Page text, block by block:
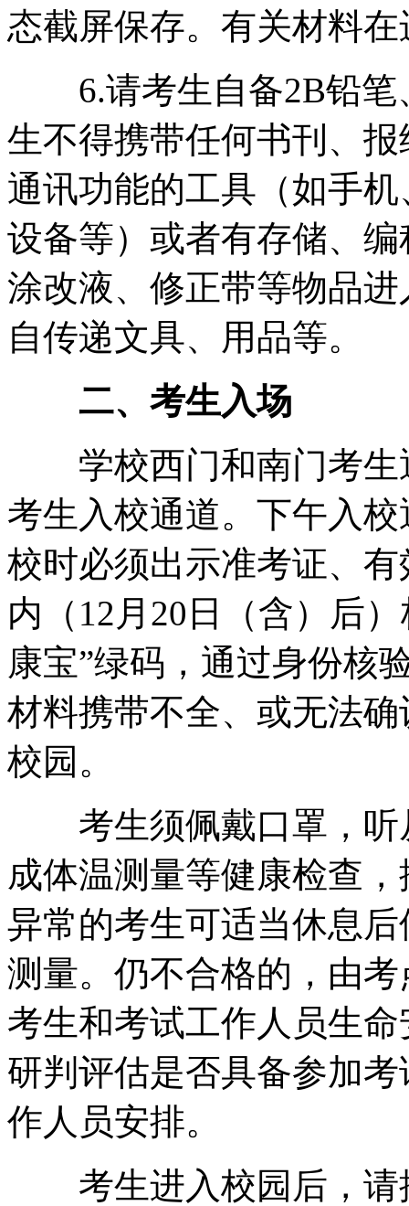
态截屏保存。有关材料
6.请考生自备2B铅笔
生不得携带任何书刊、
通讯功能的工具（如手
设备等）或者有存储、
涂改液、修正带等物品
自传递文具、用品等。
二、考生入场
学校西门和南门考生
考生入校通道。下午入
校时必须出示准考证、
内（12月20日（含）后
康宝”绿码，通过身份核
材料携带不全、或无法
校园。
考生须佩戴口罩，听
成体温测量等健康检查
异常的考生可适当休息
测量。仍不合格的，由
考生和考试工作人员生
研判评估是否具备参加
作人员安排。
考生进入校园后，请